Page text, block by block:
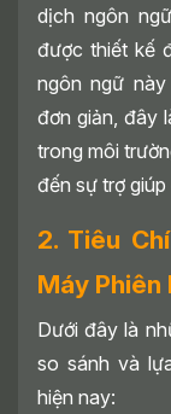
3.2
tiếng
3.3
3.4
hiệu Hà
3.5
3.6
AI
3.8 Máy
3.9 Máy
3.10
dịch ngôn
được thiết kế
ngôn ngữ
đơn giản, đây
trong môi
đến sự trợ
2. Tiêu
Máy Phiên
Dưới đây là
so sánh và
hiện nay: